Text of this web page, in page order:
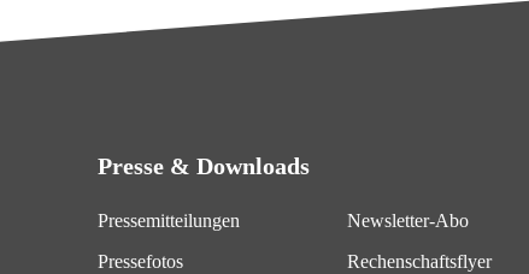
Presse & Downloads
Pressemitteilungen
Pressefotos
Newsletter-Abo
Rechenschaftsflyer